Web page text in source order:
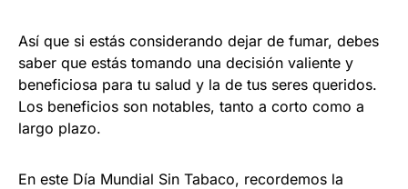
Así que si estás considerando dejar de fumar, debes
saber que estás tomando una decisión valiente y
beneficiosa para tu salud y la de tus seres queridos.
Los beneficios son notables, tanto a corto como a
largo plazo.
En este Día Mundial Sin Tabaco, recordemos la